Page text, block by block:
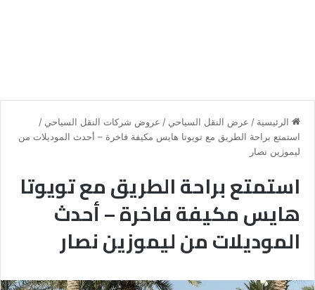
الرئيسية / عرض النقل السياحي / عروض شركات النقل السياحي /
استمتع براحة الطريق مع تويوتا هايس مكيفة فاخرة – أحدث الموديلات من
ليموزين نصار
استمتع براحة الطريق مع تويوتا
هايس مكيفة فاخرة – أحدث
الموديلات من ليموزين نصار